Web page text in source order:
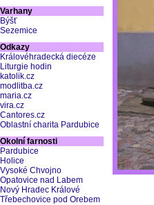
Varhany
Býšť
Sezemice
Odkazy
Královéhradecká diecéze
Liturgie hodin
katolik.cz
modlitba.cz
maria.cz
vira.cz
Cantores.cz
Oblastní charita Pardubice
Okolní farnosti
Pardubice
Holice
Vysoké Chvojno
Opatovice nad Labem
Nový Hradec Králové
Třebechovice pod Orebem